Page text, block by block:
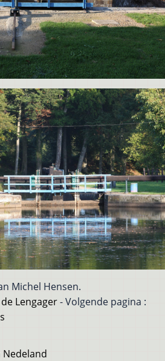
Michel Hensen.
Lengager- Volgende pagina :